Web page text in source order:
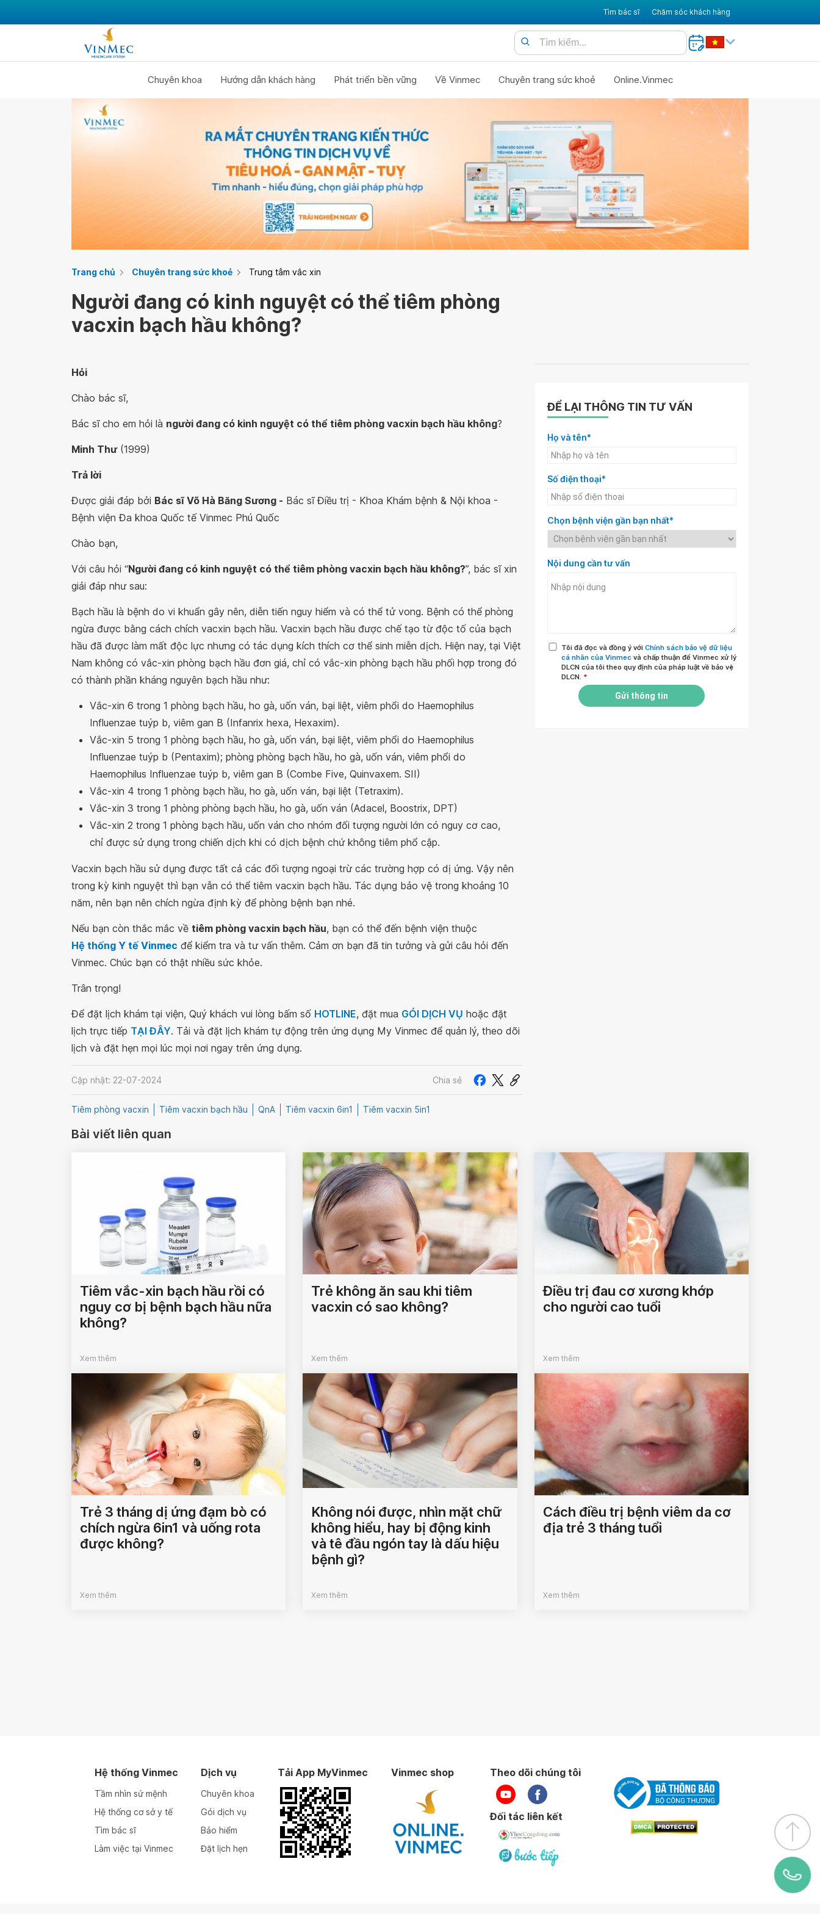
Tìm bác sĩ Chăm sóc khách hàng
Chuyên khoa Hướng dẫn khách hàng Phát triển bền vững Về Vinmec Chuyên trang sức khoẻ Online.Vinmec
Trang chủ Chuyên trang sức khoẻ Trung tâm vắc xin
Người đang có kinh nguyệt có thể tiêm phòng
vacxin bạch hầu không?
Hỏi
Chào bác sĩ,
Bác sĩ cho em hỏi là người đang có kinh nguyệt có thể tiêm phòng vacxin bạch hầu không?
Minh Thư(1999)
Trả lời
Được giải đáp bởi Bác sĩ Võ Hà Băng Sương - Bác sĩ Điều trị - Khoa Khám bệnh & Nội khoa -
Bệnh viện Đa khoa Quốc tế Vinmec Phú Quốc
Chào bạn,
Với câu hỏi “Người đang có kinh nguyệt có thể tiêm phòng vacxin bạch hầu không?”, bác sĩ xin
giải đáp như sau:
Bạch hầu là bệnh do vi khuẩn gây nên, diễn tiến nguy hiểm và có thể tử vong. Bệnh có thể phòng
ngừa được bằng cách chích vacxin bạch hầu. Vacxin bạch hầu được chế tạo từ độc tố của bạch
hầu đã được làm mất độc lực nhưng có tác dụng kích thích cơ thể sinh miễn dịch. Hiện nay, tại Việt
Nam không có vắc-xin phòng bạch hầu đơn giá, chỉ có vắc-xin phòng bạch hầu phối hợp trong đó
có thành phần kháng nguyên bạch hầu như:
Vắc-xin 6 trong 1 phòng bạch hầu, ho gà, uốn ván, bại liệt, viêm phổi do Haemophilus
Influenzae tuýp b, viêm gan B (Infanrix hexa, Hexaxim).
Vắc-xin 5 trong 1 phòng bạch hầu, ho gà, uốn ván, bại liệt, viêm phổi do Haemophilus
Influenzae tuýp b (Pentaxim); phòng phòng bạch hầu, ho gà, uốn ván, viêm phổi do
Haemophilus Influenzae tuýp b, viêm gan B (Combe Five, Quinvaxem. SII)
Vắc-xin 4 trong 1 phòng bạch hầu, ho gà, uốn ván, bại liệt (Tetraxim).
Vắc-xin 3 trong 1 phòng phòng bạch hầu, ho gà, uốn ván (Adacel, Boostrix, DPT)
Vắc-xin 2 trong 1 phòng bạch hầu, uốn ván cho nhóm đối tượng người lớn có nguy cơ cao,
chỉ được sử dụng trong chiến dịch khi có dịch bệnh chứ không tiêm phổ cập.
Vacxin bạch hầu sử dụng được tất cả các đối tượng ngoại trừ các trường hợp có dị ứng. Vậy nên
trong kỳ kinh nguyệt thì bạn vẫn có thể tiêm vacxin bạch hầu. Tác dụng bảo vệ trong khoảng 10
năm, nên bạn nên chích ngừa định kỳ để phòng bệnh bạn nhé.
Nếu bạn còn thắc mắc về tiêm phòng vacxin bạch hầu, bạn có thể đến bệnh viện thuộc
Hệ thống Y tế Vinmec để kiểm tra và tư vấn thêm. Cảm ơn bạn đã tin tưởng và gửi câu hỏi đến
Vinmec. Chúc bạn có thật nhiều sức khỏe.
Trân trọng!
Để đặt lịch khám tại viện, Quý khách vui lòng bấm số HOTLINE, đặt mua GÓI DỊCH VỤ hoặc đặt
lịch trực tiếp TẠI ĐÂY. Tải và đặt lịch khám tự động trên ứng dụng My Vinmec để quản lý, theo dõi
lịch và đặt hẹn mọi lúc mọi nơi ngay trên ứng dụng.
Cập nhật: 22-07-2024 Chia sẻ
Tiêm phòng vacxin Tiêm vacxin bạch hầu QnA Tiêm vacxin 6in1 Tiêm vacxin 5in1
ĐỂ LẠI THÔNG TIN TƯ VẤN
Họ và tên*
Số điện thoại*
Chọn bệnh viện gần bạn nhất*
Nội dung cần tư vấn
Tôi đã đọc và đồng ý với Chính sách bảo vệ dữ liệu
cá nhân của Vinmec và chấp thuận để Vinmec xử lý
DLCN của tôi theo quy định của pháp luật về bảo vệ
DLCN. *
Gửi thông tin
Bài viết liên quan
Tiêm vắc-xin bạch hầu rồi có
nguy cơ bị bệnh bạch hầu nữa
không?
Xem thêm
Trẻ không ăn sau khi tiêm
vacxin có sao không?
Xem thêm
Điều trị đau cơ xương khớp
cho người cao tuổi
Xem thêm
Trẻ 3 tháng dị ứng đạm bò có
chích ngừa 6in1 và uống rota
được không?
Xem thêm
Không nói được, nhìn mặt chữ
không hiểu, hay bị động kinh
và tê đầu ngón tay là dấu hiệu
bệnh gì?
Xem thêm
Cách điều trị bệnh viêm da cơ
địa trẻ 3 tháng tuổi
Xem thêm
Hệ thống Vinmec
Tầm nhìn sứ mệnh
Hệ thống cơ sở y tế
Tìm bác sĩ
Làm việc tại Vinmec
Dịch vụ
Chuyên khoa
Gói dịch vụ
Bảo hiểm
Đặt lịch hẹn
Tải App MyVinmec Vinmec shop Theo dõi chúng tôi
Đối tác liên kết